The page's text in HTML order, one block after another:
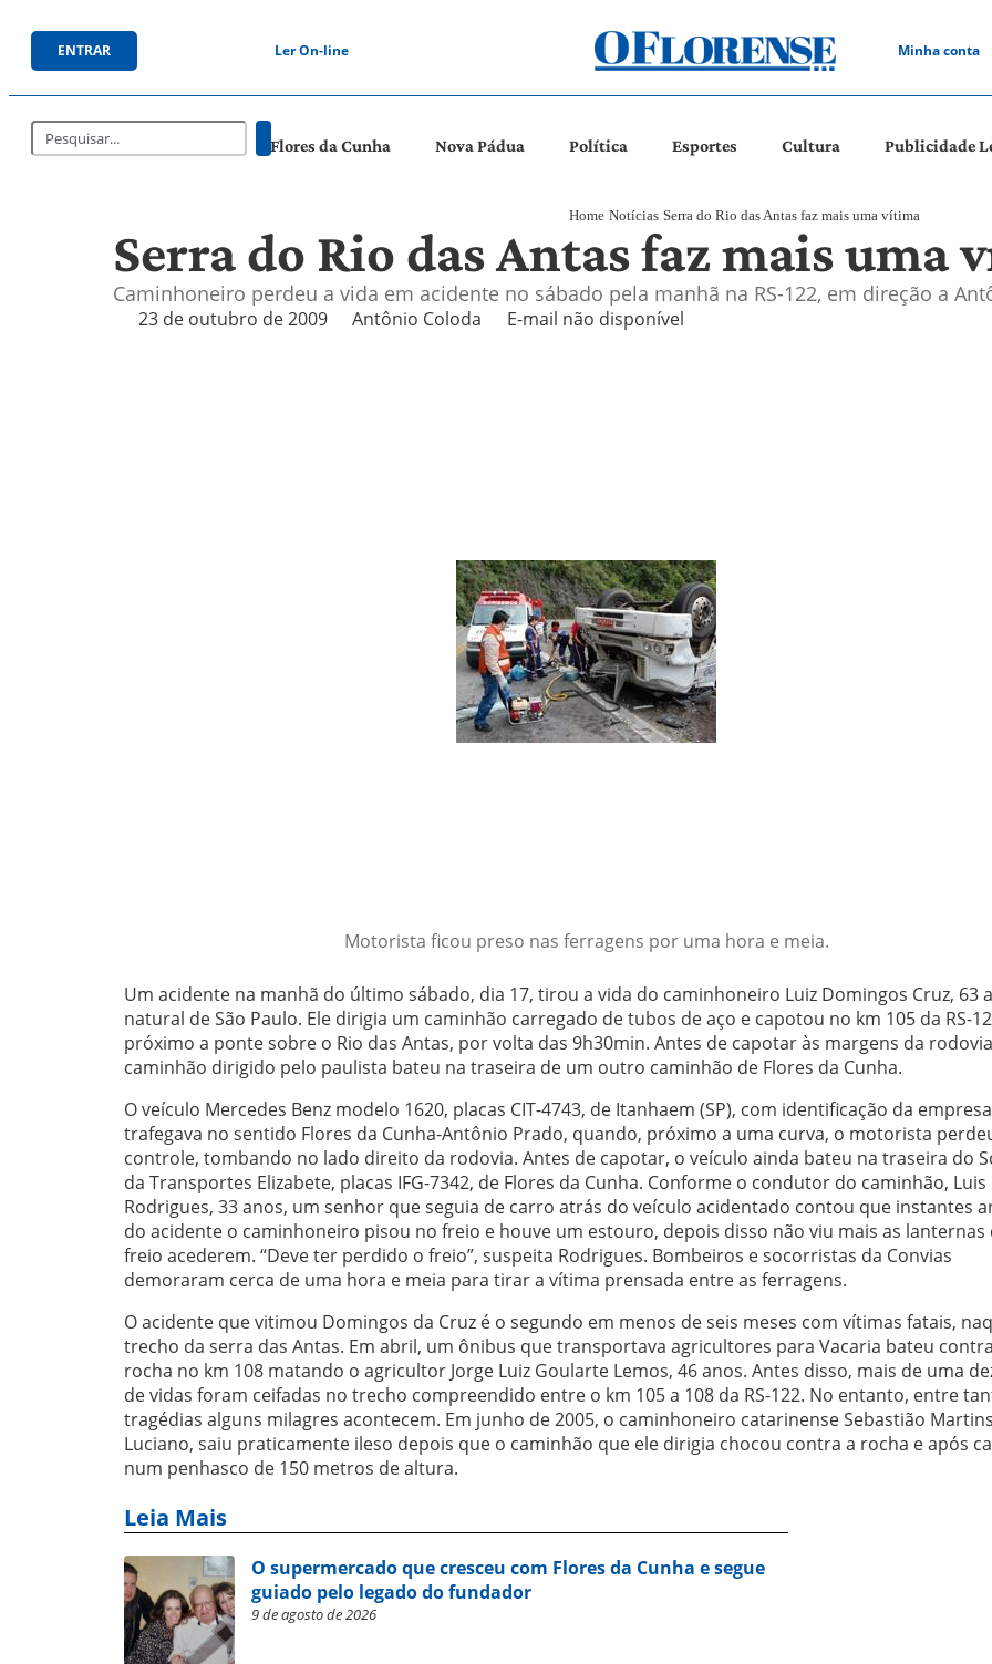
ENTRAR Ler On-line Minha conta
Flores da Cunha Nova Pádua Política Esportes Cultura Publicidade
Home Notícias Serra do Rio das Antas faz mais uma vítima
Serra do Rio das Antas faz mais uma
Caminhoneiro perdeu a vida em acidente no sábado pela manhã na RS-122, em direção a
23 de outubro de 2009 Antônio Coloda E-mail não disponível
Motorista ficou preso nas ferragens por uma hora e meia.
Um acidente na manhã do último sábado, dia 17, tirou a vida do caminhoneiro Luiz Domingos Cruz, 63
natural de São Paulo. Ele dirigia um caminhão carregado de tubos de aço e capotou no km 105 da RS-
próximo a ponte sobre o Rio das Antas, por volta das 9h30min. Antes de capotar às margens da
caminhão dirigido pelo paulista bateu na traseira de um outro caminhão de Flores da Cunha.
O veículo Mercedes Benz modelo 1620, placas CIT-4743, de Itanhaem (SP), com identificação da empresa
trafegava no sentido Flores da Cunha-Antônio Prado, quando, próximo a uma curva, o motorista
controle, tombando no lado direito da rodovia. Antes de capotar, o veículo ainda bateu na traseira do
da Transportes Elizabete, placas IFG-7342, de Flores da Cunha. Conforme o condutor do caminhão, Luis
Rodrigues, 33 anos, um senhor que seguia de carro atrás do veículo acidentado contou que instantes
do acidente o caminhoneiro pisou no freio e houve um estouro, depois disso não viu mais as lanternas
freio acederem. “Deve ter perdido o freio”, suspeita Rodrigues. Bombeiros e socorristas da Convias
demoraram cerca de uma hora e meia para tirar a vítima prensada entre as ferragens.
O acidente que vitimou Domingos da Cruz é o segundo em menos de seis meses com vítimas fatais,
trecho da serra das Antas. Em abril, um ônibus que transportava agricultores para Vacaria bateu
rocha no km 108 matando o agricultor Jorge Luiz Goularte Lemos, 46 anos. Antes disso, mais de uma
de vidas foram ceifadas no trecho compreendido entre o km 105 a 108 da RS-122. No entanto, entre
tragédias alguns milagres acontecem. Em junho de 2005, o caminhoneiro catarinense Sebastião
Luciano, saiu praticamente ileso depois que o caminhão que ele dirigia chocou contra a rocha e após
num penhasco de 150 metros de altura.
Leia Mais
O supermercado que cresceu com Flores da Cunha e segue
guiado pelo legado do fundador
9 de agosto de 2026